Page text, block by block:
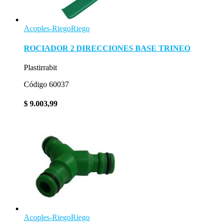
Acoples-RiegoRiego
ROCIADOR 2 DIRECCIONES BASE TRINEO
Plastirrabit
Código 60037
$ 9.003,99
Acoples-RiegoRiego